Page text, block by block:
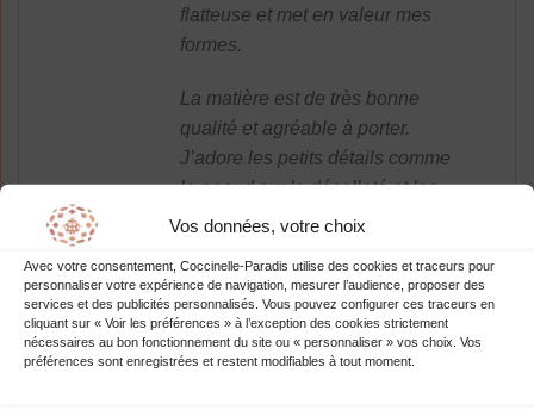
Vos données, votre choix
Avec votre consentement, Coccinelle-Paradis utilise des cookies et traceurs pour
personnaliser votre expérience de navigation, mesurer l’audience, proposer des
services et des publicités personnalisés. Vous pouvez configurer ces traceurs en
cliquant sur « Voir les préférences » à l’exception des cookies strictement
nécessaires au bon fonctionnement du site ou « personnaliser » vos choix. Vos
préférences sont enregistrées et restent modifiables à tout moment.
flatteuse et met en valeur mes
formes.
La matière est de très bonne
qualité et agréable à porter.
J’adore les petits détails comme
le noeud sur le décolleté et les
bretelles ajustables qui
taille.
Je suis tellement contente de
mon achat sur robesapois.fr, je